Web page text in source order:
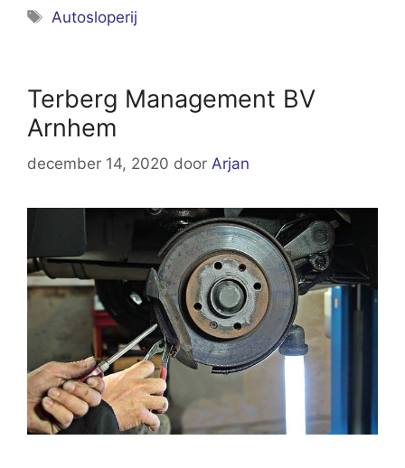
Tags
Autosloperij
Terberg Management BV
Arnhem
december 14, 2020 door Arjan